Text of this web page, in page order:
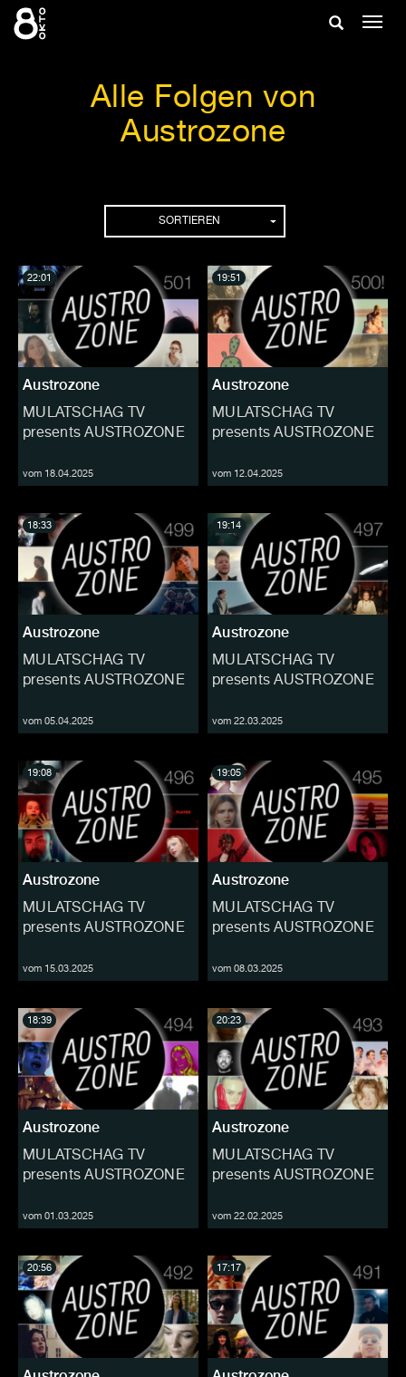
Zum
Inhalt
Suche
Alle Folgen von
Austrozone
SORTIEREN
Austrozone
MULATSCHAG TV
presents AUSTROZONE
vom 18.04.2025
22:01
Austrozone
MULATSCHAG TV
presents AUSTROZONE
vom 12.04.2025
19:51
Austrozone
MULATSCHAG TV
presents AUSTROZONE
vom 05.04.2025
18:33
Austrozone
MULATSCHAG TV
presents AUSTROZONE
vom 22.03.2025
19:14
Austrozone
MULATSCHAG TV
presents AUSTROZONE
vom 15.03.2025
19:08
Austrozone
MULATSCHAG TV
presents AUSTROZONE
vom 08.03.2025
19:05
Austrozone
MULATSCHAG TV
presents AUSTROZONE
vom 01.03.2025
18:39
Austrozone
MULATSCHAG TV
presents AUSTROZONE
vom 22.02.2025
20:23
20:56 17:17